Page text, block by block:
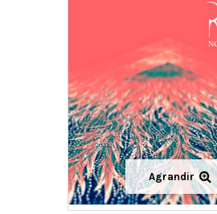
Agrandir